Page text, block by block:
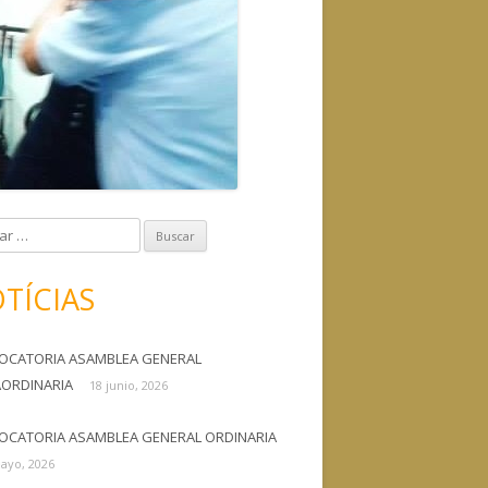
ASAMBLEA GENERAL
18 junio, 2026
ASAMBLEA GENERAL ORDINARIA
2026